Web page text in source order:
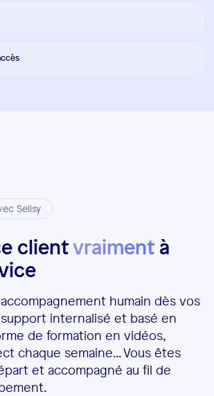
Sellsy
clientvraiment à
accompagnement humain dès vos
internalisé et basé en
de formation en vidéos,
chaque semaine... Vous êtes
et accompagné au fil de